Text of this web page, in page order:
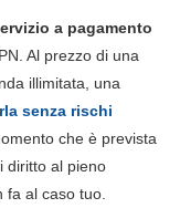
a pagamento
Al prezzo di una
illimitata, una
senza rischi
che è prevista
diritto al pieno
al caso tuo.